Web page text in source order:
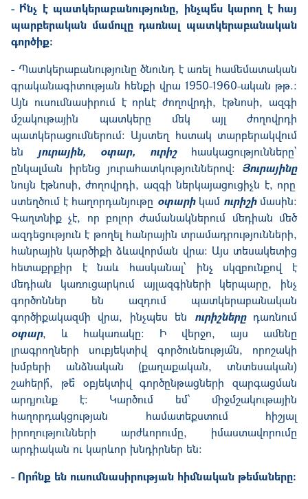
- Ի՞նչ է պատկերաբանությունը, ինչպե՞ս կարող է հայ
պարբերական մամուլը դառնալ պատկերաբանական
գործիք:
- Պատկերաբանությունը ծնունդ է առել համեմատական
գրականագիտության հենքի վրա 1950-1960-ական թթ.:
Այն ուսումնասիրում է որևէ ժողովրդի, էթնոսի, ազգի
մշակութային պատկերը մեկ այլ ժողովրդի
պատկերացումներում: Այստեղ հստակ տարբերակվում
են յուրային, օտար, ուրիշհասկացությունները`
ընկալման իրենց յուրահատկություններով: Յուրայինը
նույն էթնոսի, ժողովրդի, ազգի ներկայացուցիչն է, որը
ստեղծում է հաղորդանյութը օտարիկամ ուրիշիմասին:
Գաղտնիք չէ, որ բոլոր ժամանակներում մեդիան մեծ
ազդեցություն է թողել հանրային տրամադրությունների,
հանրային կարծիքի ձևավորման վրա: Այս տեսակետից
հետաքրքիր է նաև հասկանալ՝ ինչ սկզբունքով է
մեդիան կառուցարկում այլազգիների կերպարը, ինչ
գործոններ են ազդում պատկերաբանական
գործիքակազմի վրա, ինչպես են ուրիշներըդառնում
օտար, և հակառակը: Ի վերջո, այս ամենը
լրագրողների սուբյեկտիվ գործունեությա՞ն, որոշակի
խմբերի անձնական (քաղաքական, տնտեսական)
շահերի՞, թե՞ օբյեկտիվ գործընթացների զարգացման
արդյունք է: Կարծում եմ՝ միջմշակութային
հաղորդակցության համատեքստում հիշյալ
իրողությունների արժևորումը, իմաստավորումը
արդիական ու կարևոր խնդիրներ են:
- Որո՞նք են ուսումնասիրության հիմնական թեմաները: